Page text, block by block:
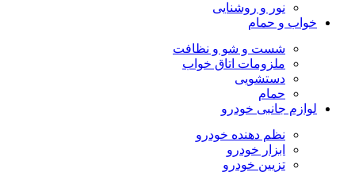
نور و روشنایی
خواب و حمام
شست و شو و نظافت
ملزومات اتاق خواب
دستشویی
حمام
لوازم جانبی خودرو
نظم دهنده خودرو
ابزار خودرو
تزیین خودرو